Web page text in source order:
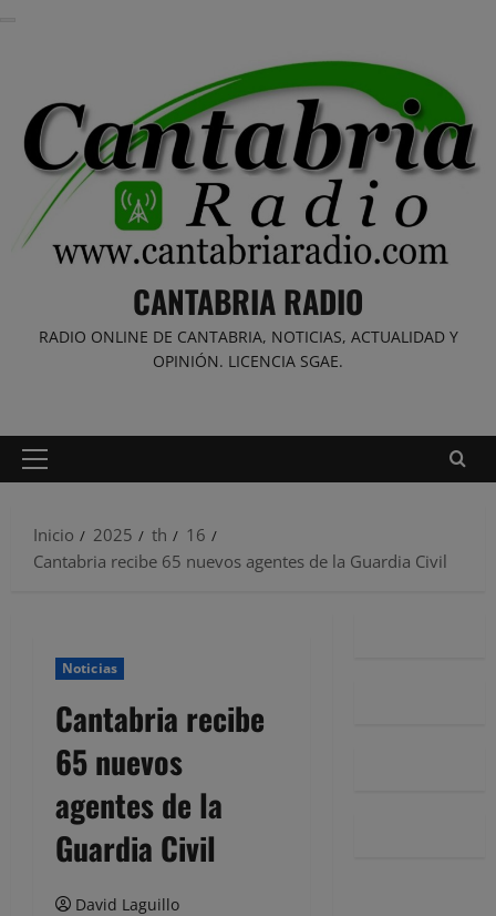
CANTABRIA RADIO
RADIO ONLINE DE CANTABRIA, NOTICIAS, ACTUALIDAD Y
OPINIÓN. LICENCIA SGAE.
Menú
Inicio
2025 th
16
Cantabria recibe 65 nuevos agentes de la Guardia Civil
Noticias
Cantabria recibe
65 nuevos
agentes de la
Guardia Civil
David Laguillo